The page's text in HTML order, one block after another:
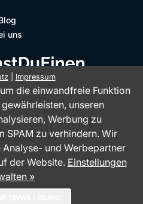
uns
| Impressum
die einwandfreie Funktion
unseren
Werbung zu
SPAM zu verhindern. Wir
und Werbepartner
der Website. Einstellungen
»